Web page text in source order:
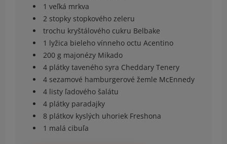
1 veľká mrkva
2 stopky stopkového zeleru
trochu kryštálového cukru Belbake
1 lyžica bieleho vínneho octu Acentino
200 g majonézy Mikado
4 plátky taveného syra Cheddary Tenery
4 sezamové hamburgerové žemle McEnnedy
4 listy ľadového šalátu
4 plátky paradajky
8 plátkov kyslých uhoriek Freshona
1 malá cibuľa